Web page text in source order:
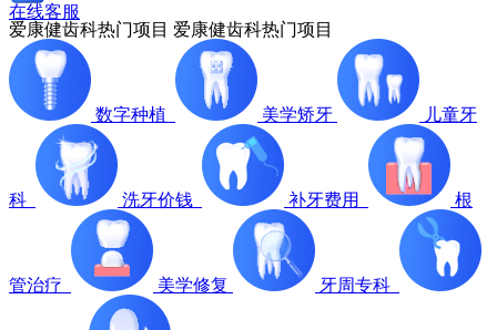
在线客服
爱康健齿科热门项目 爱康健齿科热门项目
数字种植 美学矫牙 儿童牙
科 洗牙价钱 补牙费用 根
管治疗 美学修复 牙周专科